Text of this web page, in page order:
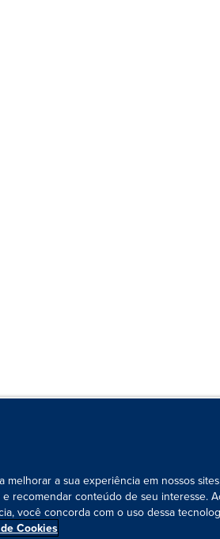
melhorar a sua experiência em nossos
recomendar conteúdo de seu interesse.
você concorda com o uso dessa
Cookies